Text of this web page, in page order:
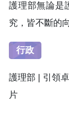
護理部無論是
究，皆不斷的
行政